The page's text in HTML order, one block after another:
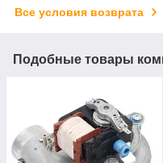
Все условия возврата
Подобные товары